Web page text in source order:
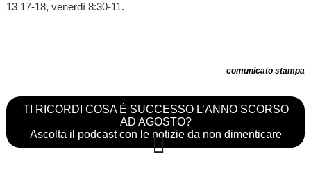
13 17-18, venerdì 8:30-11.
comunicato stampa
TI RICORDI COSA È SUCCESSO L’ANNO SCORSO
AD AGOSTO?
Ascolta il podcast con le notizie da non dimenticare